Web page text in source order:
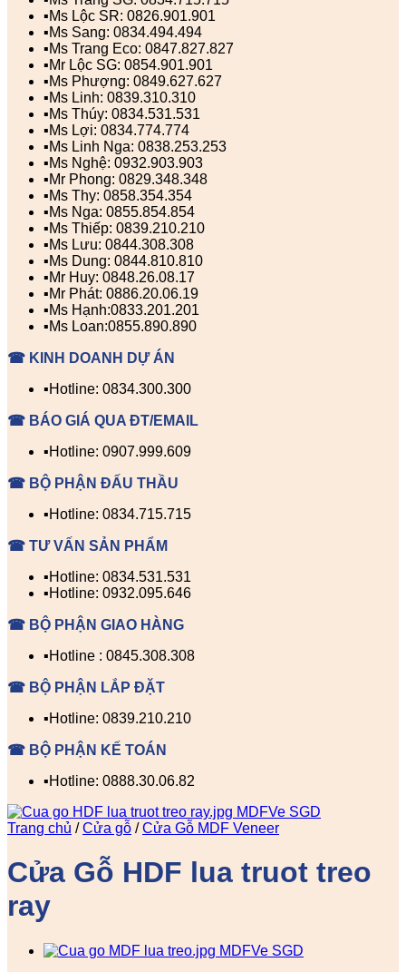
▪️Ms Lộc SR: 0826.901.901
▪️Ms Sang: 0834.494.494
▪️Ms Trang Eco: 0847.827.827
▪️Mr Lộc SG: 0854.901.901
▪️Ms Phượng: 0849.627.627
▪️Ms Linh: 0839.310.310
▪️Ms Thúy: 0834.531.531
▪️Ms Lợi: 0834.774.774
▪️Ms Linh Nga: 0838.253.253
▪️Ms Nghệ: 0932.903.903
▪️Mr Phong: 0829.348.348
▪️Ms Thy: 0858.354.354
▪️Ms Nga: 0855.854.854
▪️Ms Thiếp: 0839.210.210
▪️Ms Lưu: 0844.308.308
▪️Ms Dung: 0844.810.810
▪️Mr Huy: 0848.26.08.17
▪️Mr Phát: 0886.20.06.19
▪️Ms Hạnh:0833.201.201
▪️Ms Loan:0855.890.890
☎ KINH DOANH DỰ ÁN
▪️Hotline: 0834.300.300
☎ BÁO GIÁ QUA ĐT/EMAIL
▪️Hotline: 0907.999.609
☎ BỘ PHẬN ĐẤU THẦU
▪️Hotline: 0834.715.715
☎ TƯ VẤN SẢN PHẨM
▪️Hotline: 0834.531.531
▪️Hotline: 0932.095.646
☎ BỘ PHẬN GIAO HÀNG
▪️Hotline : 0845.308.308
☎ BỘ PHẬN LẮP ĐẶT
▪️Hotline: 0839.210.210
☎ BỘ PHẬN KẾ TOÁN
▪️Hotline: 0888.30.06.82
Trang chủ / Cửa gỗ / Cửa Gỗ MDF Veneer
Cửa Gỗ HDF lua truot treo
ray